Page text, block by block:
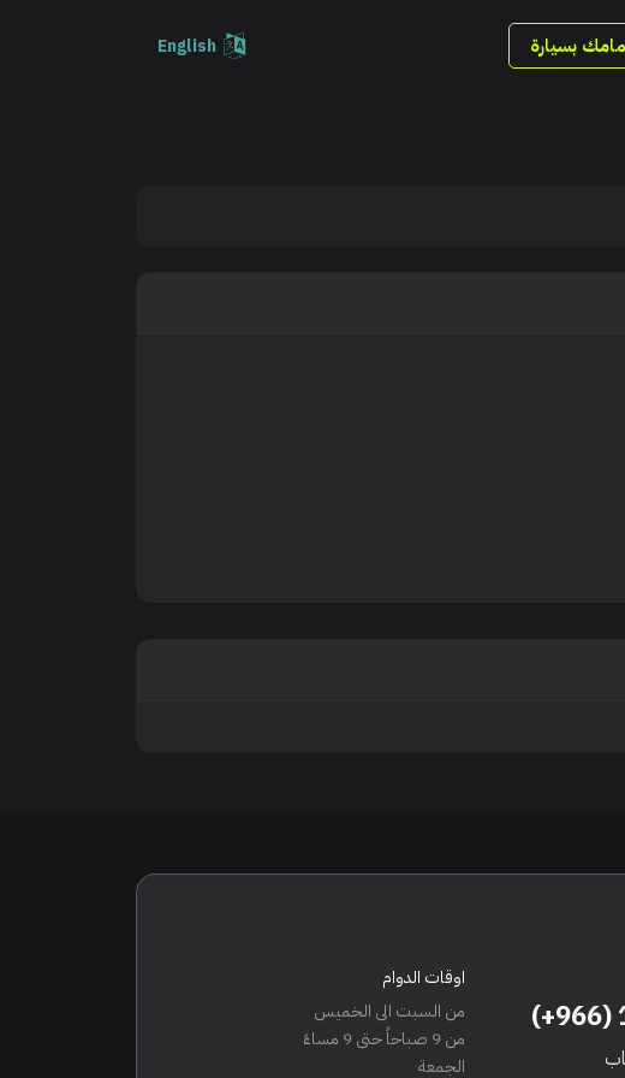
بسيارة English
(+966)
اوقات الدوام
من السبت الى الخميس
من 9 صباحاً حتى 9 مساءً
الجمعة